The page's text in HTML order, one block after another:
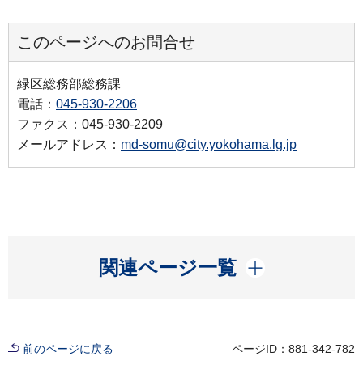
このページへのお問合せ
緑区総務部総務課
電話： 045-930-2206
ファクス：045-930-2209
メールアドレス： md-somu@city.yokohama.lg.jp
関連ページ一覧
開く
前のページに戻る ページID：881-342-782